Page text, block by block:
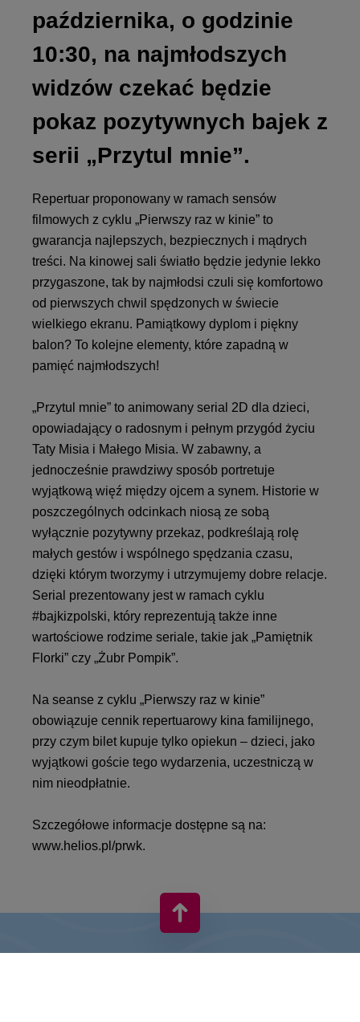
października, o godzinie
10:30, na najmłodszych
widzów czekać będzie
pokaz pozytywnych bajek z
serii „Przytul mnie”.
Repertuar proponowany w ramach sensów
filmowych z cyklu „Pierwszy raz w kinie” to
gwarancja najlepszych, bezpiecznych i mądrych
treści. Na kinowej sali światło będzie jedynie lekko
przygaszone, tak by najmłodsi czuli się komfortowo
od pierwszych chwil spędzonych w świecie
wielkiego ekranu. Pamiątkowy dyplom i piękny
balon? To kolejne elementy, które zapadną w
pamięć najmłodszych!
„Przytul mnie” to animowany serial 2D dla dzieci,
opowiadający o radosnym i pełnym przygód życiu
Taty Misia i Małego Misia. W zabawny, a
jednocześnie prawdziwy sposób portretuje
wyjątkową więź między ojcem a synem. Historie w
poszczególnych odcinkach niosą ze sobą
wyłącznie pozytywny przekaz, podkreślają rolę
małych gestów i wspólnego spędzania czasu,
dzięki którym tworzymy i utrzymujemy dobre relacje.
Serial prezentowany jest w ramach cyklu
#bajkizpolski, który reprezentują także inne
wartościowe rodzime seriale, takie jak „Pamiętnik
Florki” czy „Żubr Pompik”.
Na seanse z cyklu „Pierwszy raz w kinie”
obowiązuje cennik repertuarowy kina familijnego,
przy czym bilet kupuje tylko opiekun – dzieci, jako
wyjątkowi goście tego wydarzenia, uczestniczą w
nim nieodpłatnie.
Szczegółowe informacje dostępne są na:
www.helios.pl/prwk.